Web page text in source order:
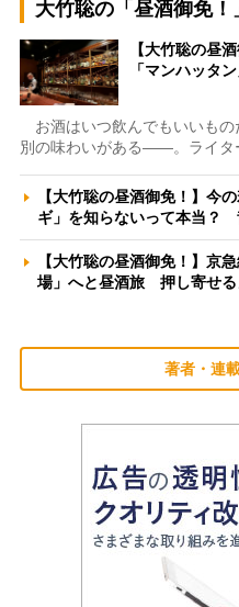
大竹聡の「昼酒御免！
【大竹聡の昼
「マンハッタ
お酒はいつ飲んでもいいもの
別の味わいがある――。ライタ
【大竹聡の昼酒御免！】今
ギ」を知らないって本当？
【大竹聡の昼酒御免！】京
場」へと昼酒旅 押し寄せ
著者・連